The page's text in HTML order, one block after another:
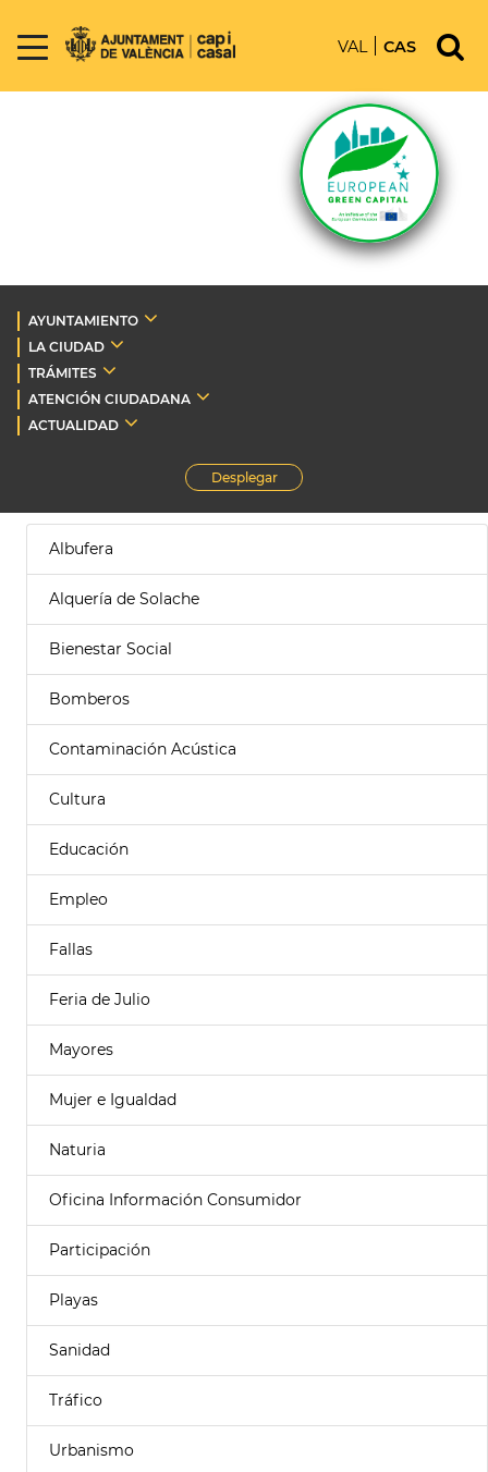
VAL CAS
AYUNTAMIENTO
LA CIUDAD
TRÁMITES
ATENCIÓN CIUDADANA
ACTUALIDAD
Desplegar
Albufera
Alquería de Solache
Bienestar Social
Bomberos
Contaminación Acústica
Cultura
Educación
Empleo
Fallas
Feria de Julio
Mayores
Mujer e Igualdad
Naturia
Oficina Información Consumidor
Participación
Playas
Sanidad
Tráfico
Urbanismo